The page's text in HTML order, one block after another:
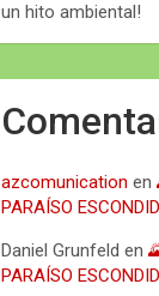
un hito ambiental!
azcomunication en
PARAÍSO
Daniel Grunfeld en
PARAÍSO